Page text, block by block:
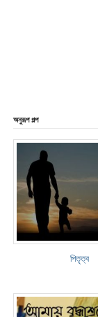
অনুরূপ গল্প
পিতৃত্ব